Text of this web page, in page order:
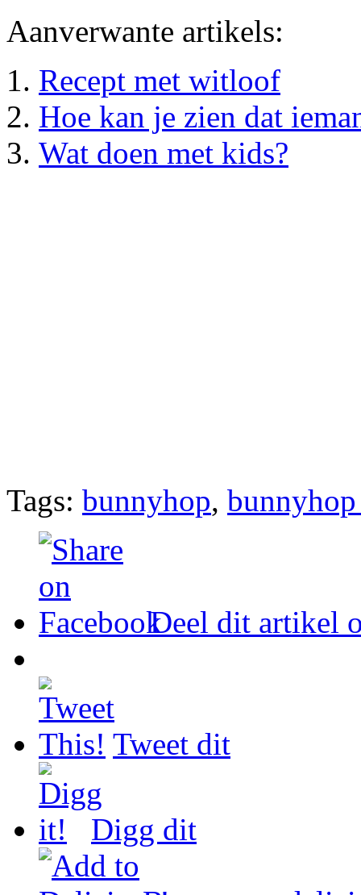
Aanverwante artikels:
Recept met witloof
Hoe kan je zien dat
Wat doen met kids?
Tags: bunnyhop, bunnyhop
Deel dit artikel
Tweet dit
Digg dit